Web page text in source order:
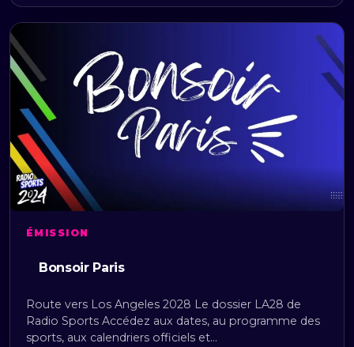
ÉMISSION
Bonsoir Paris
Route vers Los Angeles 2028 Le dossier LA28 de
Radio Sports Accédez aux dates, au programme des
sports, aux calendriers officiels et…